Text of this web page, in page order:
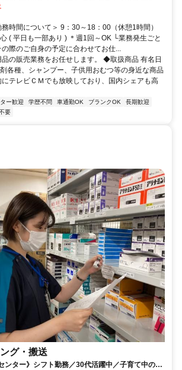
＊マイカーor公共交通機関どちらでもOK！
時間について＞ 9：30～18：00（休憩1時間）
( 平日も一部あり ) ＊週1回～OK └業務発生ごと
際のご自身の予定に合わせてお仕...
の販売業務をお任せします。 ◆取扱商品 有名日
各種、シャンプー、子供用おむつ等の身近な商品
テレビＣＭでも放映しており、国内シェアも高
ー歓迎 学歴不問 車通勤OK ブランクOK
長期歓迎
要
グ・搬送
ンター》シフト勤務／30代活躍中／子育て中の方